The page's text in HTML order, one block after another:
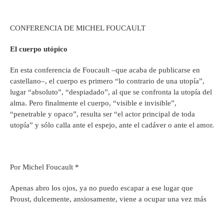
CONFERENCIA DE MICHEL FOUCAULT
El cuerpo utópico
En esta conferencia de Foucault –que acaba de publicarse en
castellano–, el cuerpo es primero “lo contrario de una utopía”,
lugar “absoluto”, “despiadado”, al que se confronta la utopía del
alma. Pero finalmente el cuerpo, “visible e invisible”,
“penetrable y opaco”, resulta ser “el actor principal de toda
utopía” y sólo calla ante el espejo, ante el cadáver o ante el amor.
Por Michel Foucault *
Apenas abro los ojos, ya no puedo escapar a ese lugar que
Proust, dulcemente, ansiosamente, viene a ocupar una vez más